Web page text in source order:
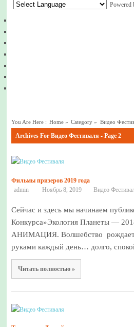
You Are Here : Home » Category » Видео
Archives For Видео Фестиваля - Page 2
Фильмы призеров 2019 года
admin
Ноябрь 8, 2019 Видео
Сейчас и здесь мы начинаем
Конкурса»Экология Планеты —
АНИМАЦИЯ. Волшебство
руками каждый день… долго,
Читать полностью »